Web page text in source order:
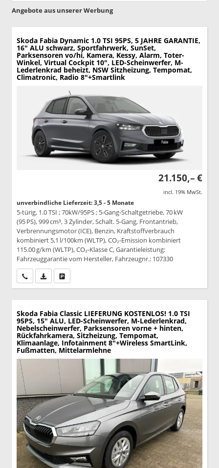
Angebote aus unserer Werbung
Skoda Fabia Dynamic 1.0 TSI 95PS, 5 JAHRE GARANTIE,
16" ALU schwarz, Sportfahrwerk, SunSet,
Parksensoren vo/hi, Kamera, Kessy, Alarm, Toter-
Winkel, Virtual Cockpit 10", LED-Scheinwerfer, M-
Lederlenkrad beheizt, NSW Sitzheizung, Tempomat,
Climatronic, Radio 8"+Smartlink
21.150,– €
incl. 19% MwSt.
unverbindliche Lieferzeit: 3,5 - 5 Monate
5-türig, 1.0 TSI ; 70kW/95PS ; 5-Gang-Schaltgetriebe, 70 kW
(95 PS), 999 cm³, 3 Zylinder, Schalt. 5-Gang, Frontantrieb,
Verbrennungsmotor (ICE), Benzin, Kraftstoffverbrauch
kombiniert 5,1 l/100km (WLTP), CO₂-Emission kombiniert
115.00 g/km (WLTP), CO₂-Klasse C, Garantieleistung:
Fahrzeuggarantie vom Hersteller, Fahrzeugnr.: 107330
Wir rufen Sie anPDF-Datei, Fahrzeugexposé drucken
Skoda Fabia Classic LIEFERUNG KOSTENLOS! 1.0 TSI
95PS, 15" ALU, LED-Scheinwerfer, M-Lederlenkrad,
Nebelscheinwerfer, Parksensoren vorne + hinten,
Rückfahrkamera, Sitzheizung, Tempomat,
Klimaanlage, Infotainment 8"+Wireless SmartLink,
Fußmatten, Mittelarmlehne